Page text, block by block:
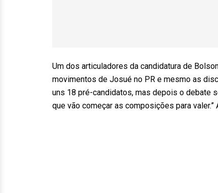
Um dos articuladores da candidatura de
movimentos de Josué no PR e mesmo as
uns 18 pré-candidatos, mas depois o debate
que vão começar as composições para